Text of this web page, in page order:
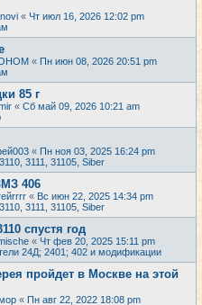
« Чт июл 16, 2026 12:02 pm
« Пн июн 08, 2026 20:51 pm
85 г
« Сб май 09, 2026 10:21 am
« Пн ноя 03, 2025 16:24 pm
3111, 31105, Siber
406
« Вс июн 22, 2025 14:34 pm
3111, 31105, Siber
спустя год
« Чт фев 20, 2025 15:11 pm
24Д; 2401; 402 и модификации
пройдет в Москве на этой
« Пн авг 22, 2022 18:08 pm